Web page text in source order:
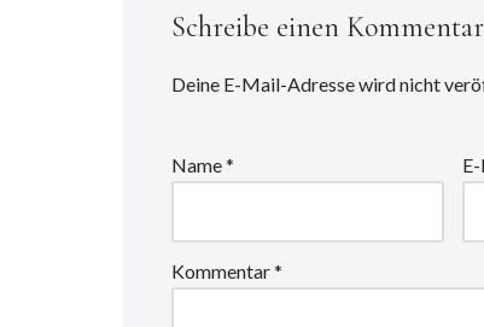
Schreibe einen Kommentar
Deine E-Mail-Adresse wird nicht
Name*
Kommentar*